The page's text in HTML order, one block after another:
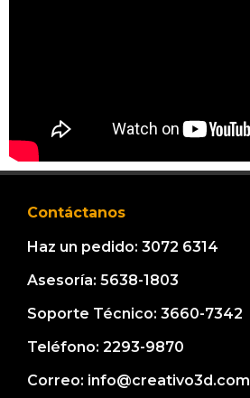
Contáctanos
Haz un pedido: 3072 6314
Asesoría: 5638-1803
Soporte Técnico: 3660-7342
Teléfono: 2293-9870
Correo: info@creativo3d.com